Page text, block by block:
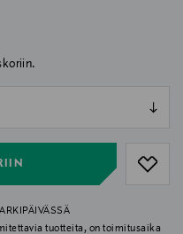
tuotteita, on toimitusaika